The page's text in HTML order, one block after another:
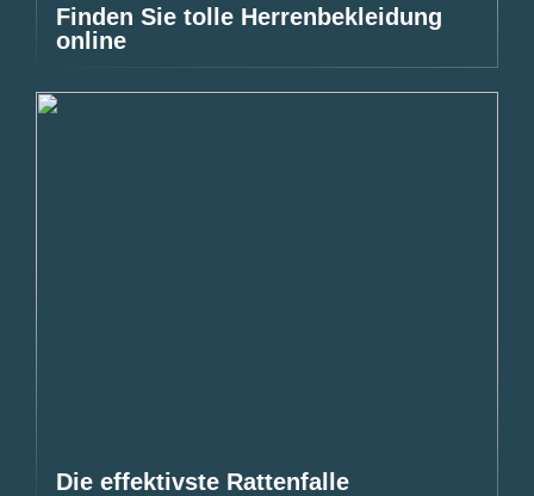
Finden Sie tolle Herrenbekleidung
online
Die effektivste Rattenfalle